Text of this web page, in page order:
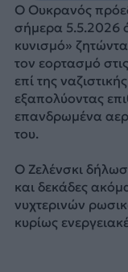
Ο Ουκρανός
σήμερα 5.5.2026
κυνισμό»
τον εορτασμό
επί της
εξαπολύοντας
επανδρωμένα
του.
Ο Ζελένσκι
και δεκάδες
νυχτερινών
κυρίως